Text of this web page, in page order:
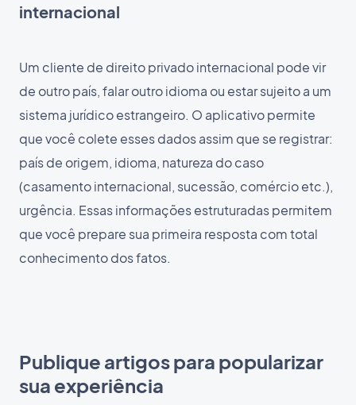
internacional
Um cliente de direito privado internacional pode vir
de outro país, falar outro idioma ou estar sujeito a um
sistema jurídico estrangeiro. O aplicativo permite
que você colete esses dados assim que se registrar:
país de origem, idioma, natureza do caso
(casamento internacional, sucessão, comércio etc.),
urgência. Essas informações estruturadas permitem
que você prepare sua primeira resposta com total
conhecimento dos fatos.
Publique artigos para popularizar
sua experiência